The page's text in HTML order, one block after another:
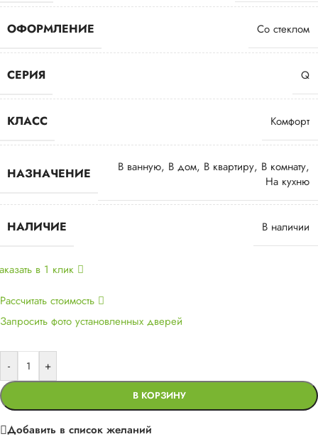
ОФОРМЛЕНИЕ Со стеклом
СЕРИЯ Q
КЛАСС Комфорт
НАЗНАЧЕНИЕ В ванную, В дом, В квартиру, В комнату,
На кухню
НАЛИЧИЕ В наличии
в 1 клик
Рассчитать стоимость
Запросить фото установленных дверей
- +
В КОРЗИНУ
Добавить в список желаний